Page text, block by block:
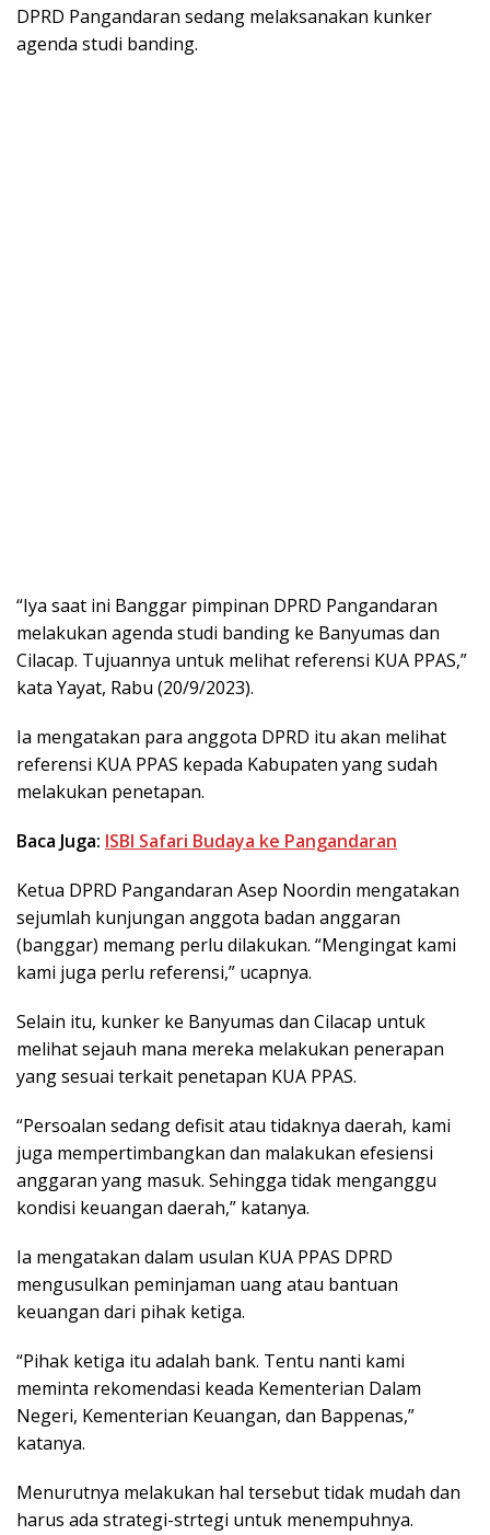
DPRD Pangandaran sedang melaksanakan kunker
agenda studi banding.
“Iya saat ini Banggar pimpinan DPRD Pangandaran
melakukan agenda studi banding ke Banyumas dan
Cilacap. Tujuannya untuk melihat referensi KUA PPAS,”
kata Yayat, Rabu (20/9/2023).
Ia mengatakan para anggota DPRD itu akan melihat
referensi KUA PPAS kepada Kabupaten yang sudah
melakukan penetapan.
Baca Juga: ISBI Safari Budaya ke Pangandaran
Ketua DPRD Pangandaran Asep Noordin mengatakan
sejumlah kunjungan anggota badan anggaran
(banggar) memang perlu dilakukan. “Mengingat kami
kami juga perlu referensi,” ucapnya.
Selain itu, kunker ke Banyumas dan Cilacap untuk
melihat sejauh mana mereka melakukan penerapan
yang sesuai terkait penetapan KUA PPAS.
“Persoalan sedang defisit atau tidaknya daerah, kami
juga mempertimbangkan dan malakukan efesiensi
anggaran yang masuk. Sehingga tidak menganggu
kondisi keuangan daerah,” katanya.
Ia mengatakan dalam usulan KUA PPAS DPRD
mengusulkan peminjaman uang atau bantuan
keuangan dari pihak ketiga.
“Pihak ketiga itu adalah bank. Tentu nanti kami
meminta rekomendasi keada Kementerian Dalam
Negeri, Kementerian Keuangan, dan Bappenas,”
katanya.
Menurutnya melakukan hal tersebut tidak mudah dan
harus ada strategi-strtegi untuk menempuhnya.